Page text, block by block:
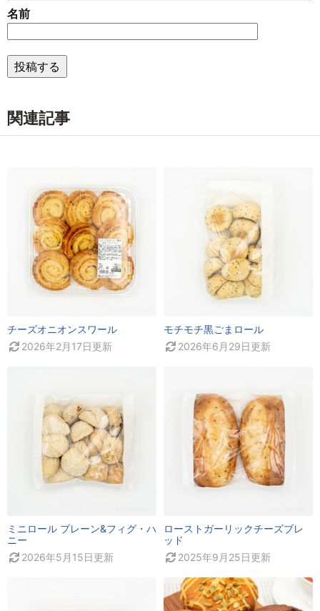
名前
関連記事
チーズオニオンスワール
2026年2月17日更新
モチモチ黒ごまロール
2026年6月29日更新
ミニロール プレーン&フィグ・ハ
ニー
2026年5月15日更新
ローストガーリックチーズブレ
ッド
2025年9月25日更新